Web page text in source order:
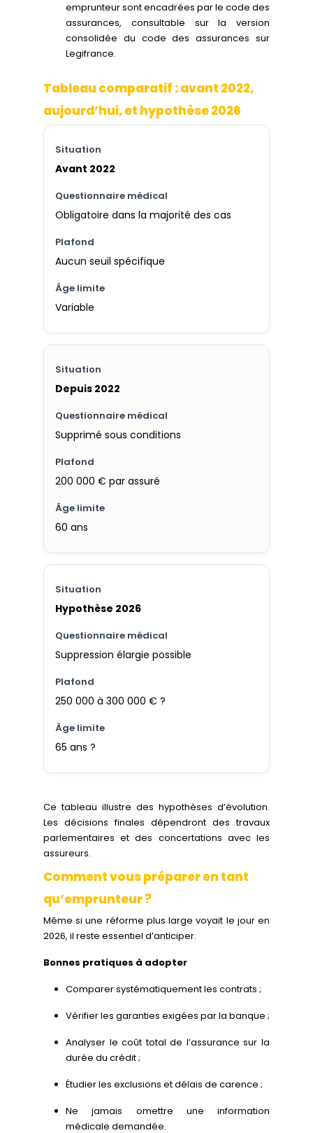
emprunteur sont encadrées par le code des
assurances, consultable sur la version
consolidée du code des assurances sur
Legifrance.
Tableau comparatif : avant 2022,
aujourd’hui, et hypothèse 2026
Avant 2022
Obligatoire dans la majorité des cas
Aucun seuil spécifique
Variable
Depuis 2022
Supprimé sous conditions
200 000 € par assuré
60 ans
Hypothèse 2026
Suppression élargie possible
250 000 à 300 000 € ?
65 ans ?
Ce tableau illustre des hypothèses d’évolution.
Les décisions finales dépendront des travaux
parlementaires et des concertations avec les
assureurs.
Comment vous préparer en tant
qu’emprunteur ?
Même si une réforme plus large voyait le jour en
2026, il reste essentiel d’anticiper.
Bonnes pratiques à adopter
Comparer systématiquement les contrats ;
Vérifier les garanties exigées par la banque ;
Analyser le coût total de l’assurance sur la
durée du crédit ;
Étudier les exclusions et délais de carence ;
Ne jamais omettre une information
médicale demandée.